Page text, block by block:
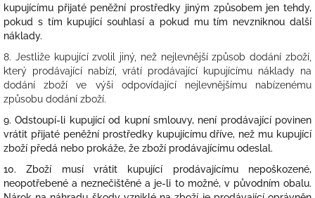
kupujícímu přijaté peněžní prostředky jiným způsobem jen tehdy,
pokud s tím kupující souhlasí a pokud mu tím nevzniknou další
náklady.
8. Jestliže kupující zvolil jiný, než nejlevnější způsob dodání zboží,
který prodávající nabízí, vrátí prodávající kupujícímu náklady na
dodání zboží ve výši odpovídající nejlevnějšímu nabízenému
způsobu dodání zboží.
9. Odstoupí-li kupující od kupní smlouvy, není prodávající povinen
vrátit přijaté peněžní prostředky kupujícímu dříve, než mu kupující
zboží předá nebo prokáže, že zboží prodávajícímu odeslal.
10. Zboží musí vrátit kupující prodávajícímu nepoškozené,
neopotřebené a neznečištěné a je-li to možné, v původním obalu.